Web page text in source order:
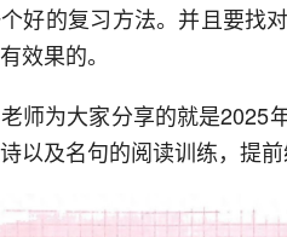
好的复习方法。并且要找
效果的。
师为大家分享的就是2025
以及名句的阅读训练，提